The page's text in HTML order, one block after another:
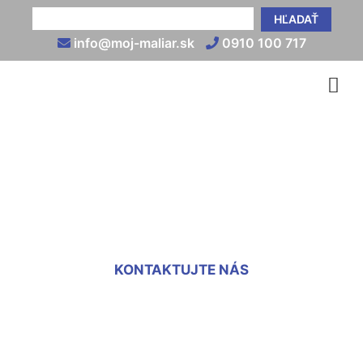
HĽADAŤ
info@moj-maliar.sk 0910 100 717
KONTAKTUJTE NÁS